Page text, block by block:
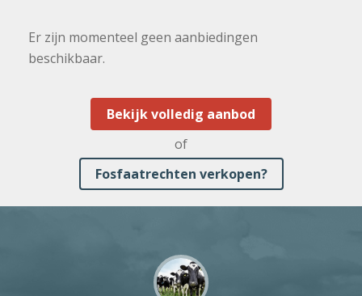
Er zijn momenteel geen aanbiedingen
beschikbaar.
Bekijk volledig aanbod
of
Fosfaatrechten verkopen?